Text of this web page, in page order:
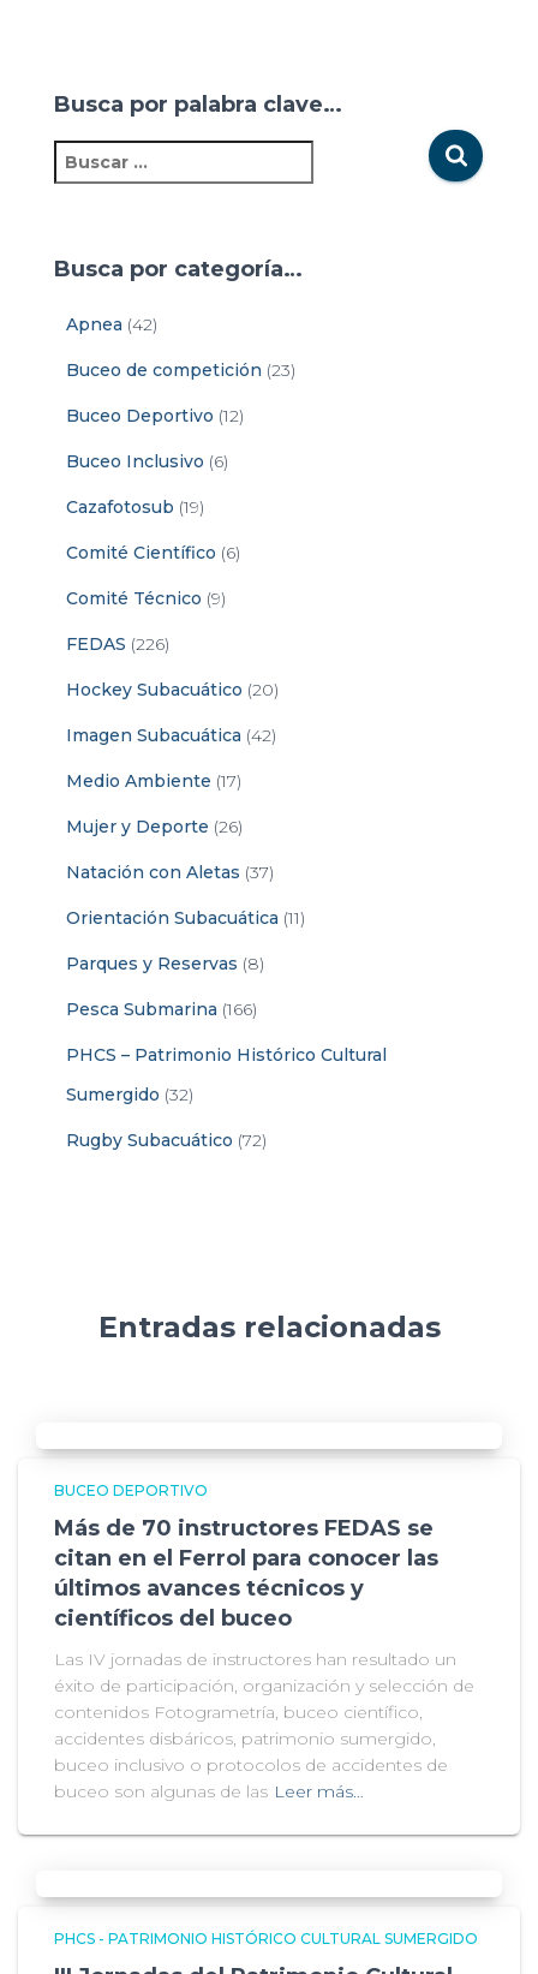
Busca por palabra clave…
Busca por categoría…
Apnea (42)
Buceo de competición (23)
Buceo Deportivo (12)
Buceo Inclusivo (6)
Cazafotosub (19)
Comité Científico (6)
Comité Técnico (9)
FEDAS (226)
Hockey Subacuático (20)
Imagen Subacuática (42)
Medio Ambiente (17)
Mujer y Deporte (26)
Natación con Aletas (37)
Orientación Subacuática (11)
Parques y Reservas (8)
Pesca Submarina (166)
PHCS – Patrimonio Histórico Cultural
Sumergido (32)
Rugby Subacuático (72)
Entradas relacionadas
BUCEO DEPORTIVO
Más de 70 instructores FEDAS se
citan en el Ferrol para conocer las
últimos avances técnicos y
científicos del buceo
Las IV jornadas de instructores han resultado un
éxito de participación, organización y selección de
contenidos Fotogrametría, buceo científico,
accidentes disbáricos, patrimonio sumergido,
buceo inclusivo o protocolos de accidentes de
buceo son algunas de las Leer más…
PHCS - PATRIMONIO HISTÓRICO CULTURAL SUMERGIDO